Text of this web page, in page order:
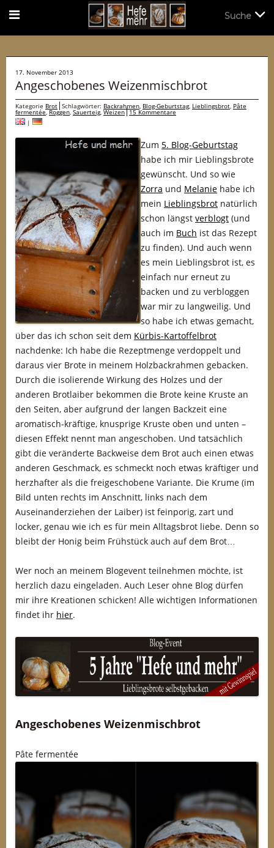
17. November 2013
Angeschobenes Weizenmischbrot
Kategorie Brot Schlagwörter: Backrahmen, Blog-Geburtstag, Lieblingsbrot, Pâte
fermentée,Roggen, Sauerteig, Weizen 15 Kommentare
|
Zum 5. Blog-Geburtstag
habe ich mir Lieblingsbrote
gewünscht. Und so wie
Zorra und Melanie habe ich
mein Lieblingsbrot natürlich
schon längst verblogt (und
auch im Buch ist das Rezept
zu finden). Und auch wenn
es mein Lieblingsbrot ist, es
einfach nur erneut zu
backen und zu verbloggen
war mir zu langweilig. Und
so habe ich etwas gemacht,
über das ich schon seit dem Kürbis-Kartoffelbrot
nachdenke: Ich habe die Rezeptmenge verdoppelt und
daraus vier Brote in meinem Holzbackrahmen gebacken.
Durch die isolierende Wirkung des Holzes und der
anderen Brotlaiber bekommen die Brote keine Kruste an
den Seiten, aber aufgrund der langen Backzeit eine
aromatisch-kräftige, knusprige Kruste oben und unten –
diesen Effekt nennt man angeschoben. Und tatsächlich
gibt die veränderte Backweise dem Brot auch einen etwas
anderen Geschmack, es schmeckt noch etwas kräftiger und
herzhafter als die freigeschobene Variante. Die Krume (im
Bild unten rechts im Anschnitt, links nach dem
Auseinanderziehen der Laiber) ist feinporig, zart und
locker, genau wie ich es für mein Alltagsbrot liebe. Denn so
bleibt der Honig beim Frühstück auch auf dem Brot…
Wer noch an meinem Blogevent teilnehmen möchte, ist
herzlich dazu eingeladen. Auch Leser ohne Blog dürfen
mir ihre Kreationen schicken! Alle wichtigen Informationen
findet ihr hier.
Angeschobenes Weizenmischbrot
Pâte fermentée
Suche
Suche